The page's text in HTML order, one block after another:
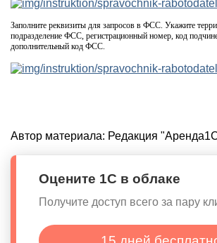
Заполните реквизиты для запросов в ФСС. Укажите
подразделение ФСС, регистрационный номер, код
дополнительный код ФСС.
Автор материала: Редакция
Оцените 1С в облаке
Получите доступ всего за пару